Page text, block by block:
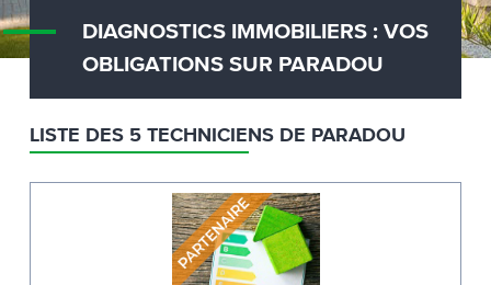
DIAGNOSTICS IMMOBILIERS : VOS
OBLIGATIONS SUR PARADOU
LISTE DES 5 TECHNICIENS DE PARADOU